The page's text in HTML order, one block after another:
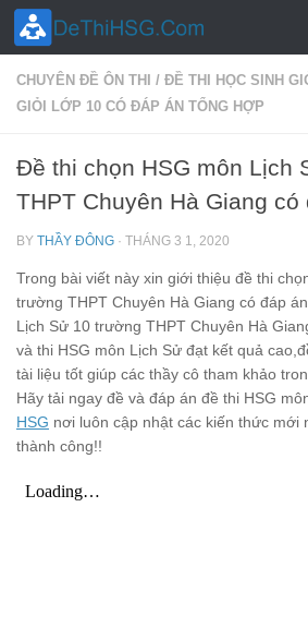
Skip to content
CHUYÊN ĐỀ ÔN THI / ĐỀ THI HỌC SINH
GIỎI LỚP 10 CÓ ĐÁP ÁN TỔNG HỢP
Đề thi chọn HSG môn Lịch
THPT Chuyên Hà Giang có
BY THẦY ĐÔNG · THÁNG 3 1, 2020
Trong bài viết này xin giới thiệu đề thi
trường THPT Chuyên Hà Giang có đáp
Lịch Sử 10 trường THPT Chuyên Hà
và thi HSG môn Lịch Sử đạt kết quả
tài liệu tốt giúp các thầy cô tham khảo
Hãy tải ngay đề và đáp án đề thi HSG
HSG nơi luôn cập nhật các kiến thức mới
thành công!!